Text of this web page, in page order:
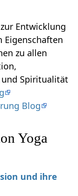
Entwicklung
Eigenschaften
zu allen
Spiritualität
Blog
Yoga
und ihre